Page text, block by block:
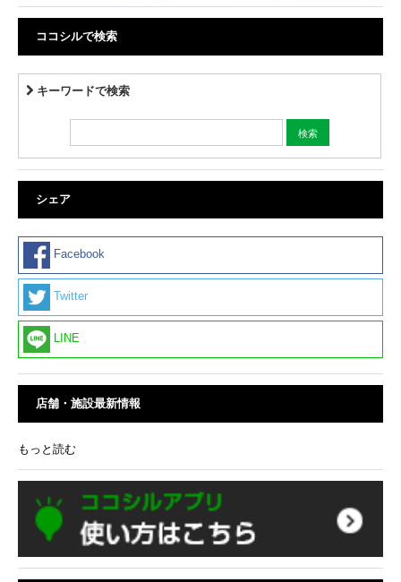
ココシルで検索
キーワードで検索
シェア
Facebook
Twitter
LINE
店舗・施設最新情報
もっと読む